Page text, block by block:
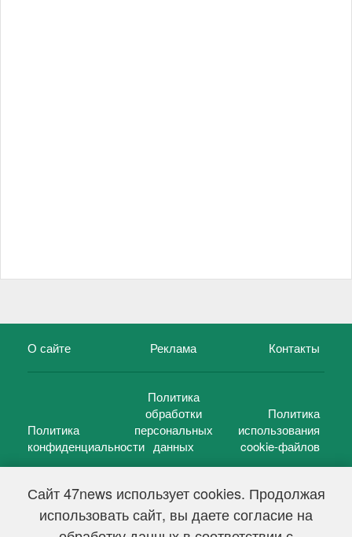
Сайт 47news использует cookies. Продолжая
использовать сайт, вы даете согласие на
О сайте Реклама Контакты
Политика
конфиденциальности
Политика
обработки
персональных
данных
Политика
использования
cookie-файлов
47 новостей (47 news)2005 — 2026 г.